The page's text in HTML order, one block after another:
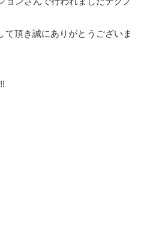
頂き誠にありがとうございま